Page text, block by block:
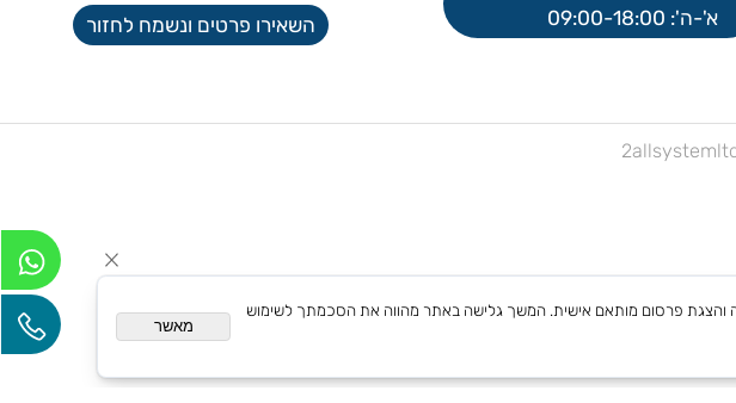
office@2all.co.il